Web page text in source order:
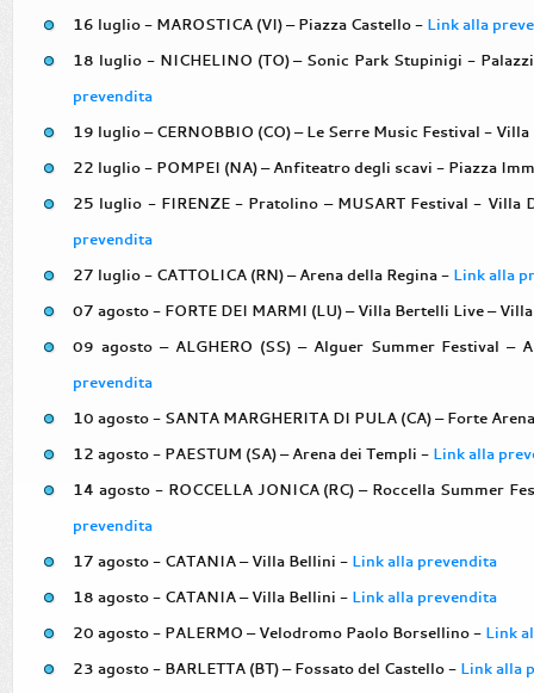
16 luglio - MAROSTICA (VI) – Piazza Castello - Link alla
18 luglio - NICHELINO (TO) – Sonic Park Stupinigi -
prevendita
19 luglio – CERNOBBIO (CO) – Le Serre Music Festival -
22 luglio - POMPEI (NA) – Anfiteatro degli scavi - Piazza
25 luglio - FIRENZE - Pratolino – MUSART Festival - Villa
prevendita
27 luglio - CATTOLICA (RN) – Arena della Regina - Link alla
07 agosto - FORTE DEI MARMI (LU) – Villa Bertelli Live –
09 agosto – ALGHERO (SS) – Alguer Summer Festival
prevendita
10 agosto - SANTA MARGHERITA DI PULA (CA) – Forte
12 agosto - PAESTUM (SA) – Arena dei Templi - Link alla
14 agosto - ROCCELLA JONICA (RC) – Roccella Summer
prevendita
17 agosto - CATANIA – Villa Bellini - Link alla prevendita
18 agosto - CATANIA – Villa Bellini - Link alla prevendita
20 agosto - PALERMO – Velodromo Paolo Borsellino - Link
23 agosto - BARLETTA (BT) – Fossato del Castello - Link alla